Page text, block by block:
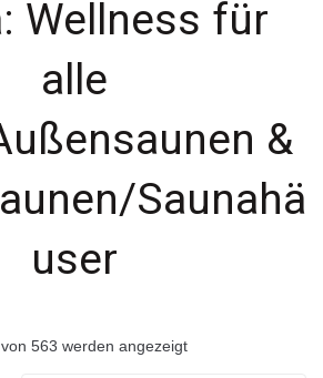
Wellness für
alle
&
Saunahä
user
563 werden angezeigt